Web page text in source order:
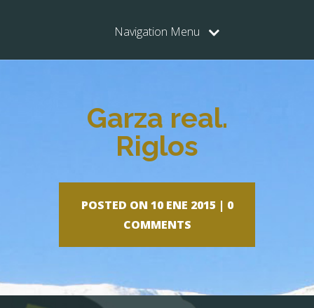
Navigation Menu
Garza real.
Riglos
POSTED ON 10 ENE 2015 | 0
COMMENTS